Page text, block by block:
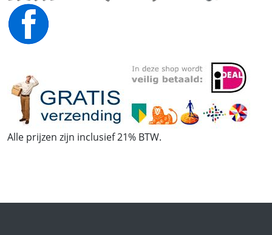
Alle prijzen zijn inclusief 21% BTW.